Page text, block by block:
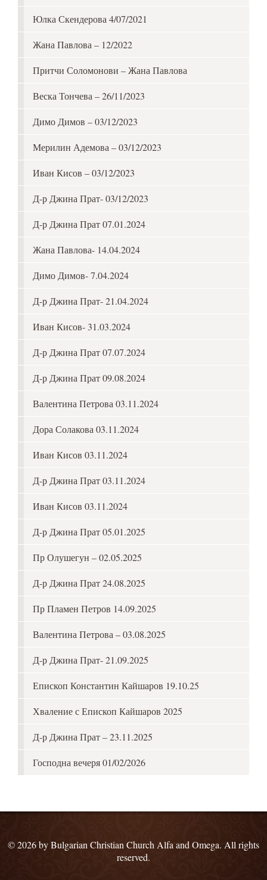
Юлка Скендерова 4/07/2021
Жана Павлова – 12/2022
Притчи Соломонови – Жана Павлова
Веска Тончева – 26/11/2023
Димо Димов – 03/12/2023
Мерилин Адемова – 03/12/2023
Иван Кисов – 03/12/2023
Д-р Джина Прат- 03/12/2023
Д-р Джина Прат 07.01.2024
Жана Павлова- 14.04.2024
Димо Димов- 7.04.2024
Д-р Джина Прат- 21.04.2024
Иван Кисов- 31.03.2024
Д-р Джина Прат 07.07.2024
Д-р Джина Прат 09.08.2024
Валентина Петрова 03.11.2024
Дора Солакова 03.11.2024
Иван Кисов 03.11.2024
Д-р Джина Прат 03.11.2024
Иван Кисов 03.11.2024
Д-р Джина Прат 05.01.2025
Пр Олушегун – 02.05.2025
Д-р Джина Прат 24.08.2025
Пр Пламен Петров 14.09.2025
Валентина Петрова – 03.08.2025
Д-р Джина Прат- 21.09.2025
Епископ Константин Кайшаров 19.10.25
Хваление с Епископ Кайшаров 2025
Д-р Джина Прат – 23.11.2025
Господна вечеря 01/02/2026
© 2026 by Bulgarian Christian Church Alfa and Omega. All rights
reserved.